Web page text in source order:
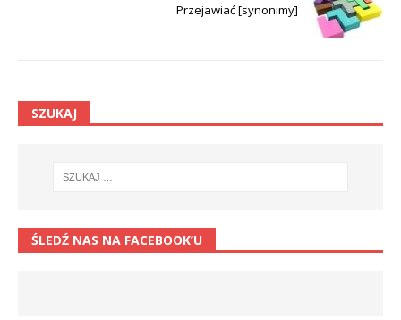
Przejawiać [synonimy]
SZUKAJ
ŚLEDŹ NAS NA FACEBOOK’U